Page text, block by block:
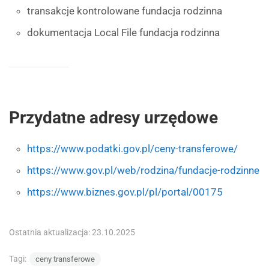
transakcje kontrolowane fundacja rodzinna
dokumentacja Local File fundacja rodzinna
Przydatne adresy urzędowe
https://www.podatki.gov.pl/ceny-transferowe/
https://www.gov.pl/web/rodzina/fundacje-rodzinne
https://www.biznes.gov.pl/pl/portal/00175
Ostatnia aktualizacja: 23.10.2025
Tagi: ceny transferowe